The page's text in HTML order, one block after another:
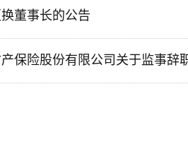
董事长的公告
保险股份有限公司关于监事辞